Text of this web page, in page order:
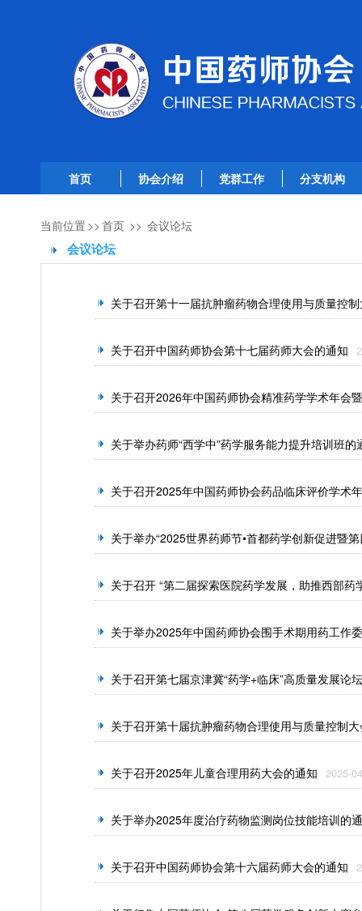
首页 协会介绍 党群工作 分支机构
当前位置 >>首页 >> 会议论坛
会议论坛
关于召开第十一届抗肿瘤药物合理使用与质量控
关于召开中国药师协会第十七届药师大会的通知
关于召开2026年中国药师协会精准药学学术年会
关于举办药师“西学中”药学服务能力提升培训班的
关于召开2025年中国药师协会药品临床评价学术
关于举办“2025世界药师节•首都药学创新促进暨
关于召开 “第二届探索医院药学发展，助推西部药
关于举办2025年中国药师协会围手术期用药工作
关于召开第七届京津冀“药学+临床”高质量发展论
关于召开第十届抗肿瘤药物合理使用与质量控制
关于召开2025年儿童合理用药大会的通知 2025-
关于举办2025年度治疗药物监测岗位技能培训的
关于召开中国药师协会第十六届药师大会的通知